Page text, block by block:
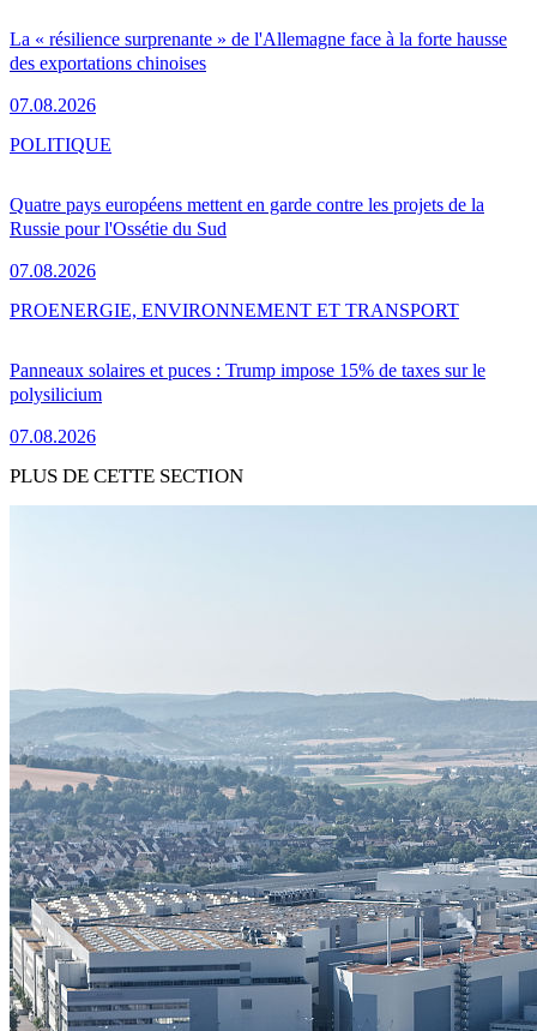
La « résilience surprenante » de l'Allemagne face à la forte hausse
des exportations chinoises
07.08.2026
Quatre pays européens mettent en garde contre les projets de la
Russie pour l'Ossétie du Sud
07.08.2026
POLITIQUE
Panneaux solaires et puces : Trump impose 15% de taxes sur le
polysilicium
07.08.2026
PROENERGIE, ENVIRONNEMENT ET TRANSPORT
PLUS DE CETTE SECTION